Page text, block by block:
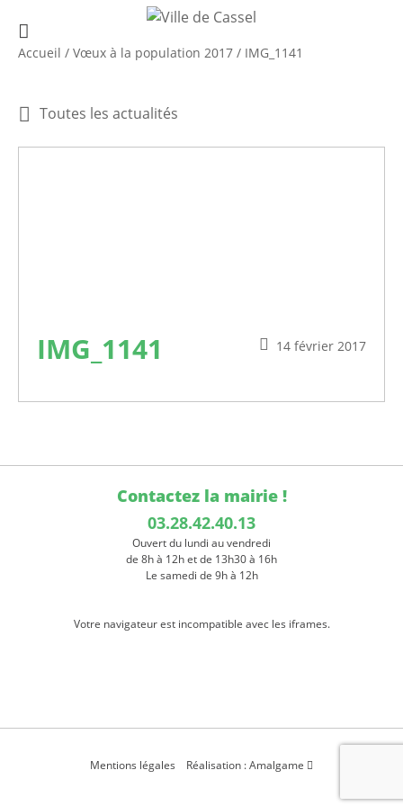
Accueil / Vœux à la population 2017 / IMG_1141
Toutes les actualités
14 février 2017
IMG_1141
Contactez la mairie !
03.28.42.40.13
Ouvert du lundi au vendredi
de 8h à 12h et de 13h30 à 16h
Le samedi de 9h à 12h
Votre navigateur est incompatible avec les iframes.
Mentions légales Réalisation : Amalgame